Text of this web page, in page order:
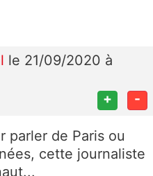
le 21/09/2020 à
+ -
parler de Paris ou
cette journaliste